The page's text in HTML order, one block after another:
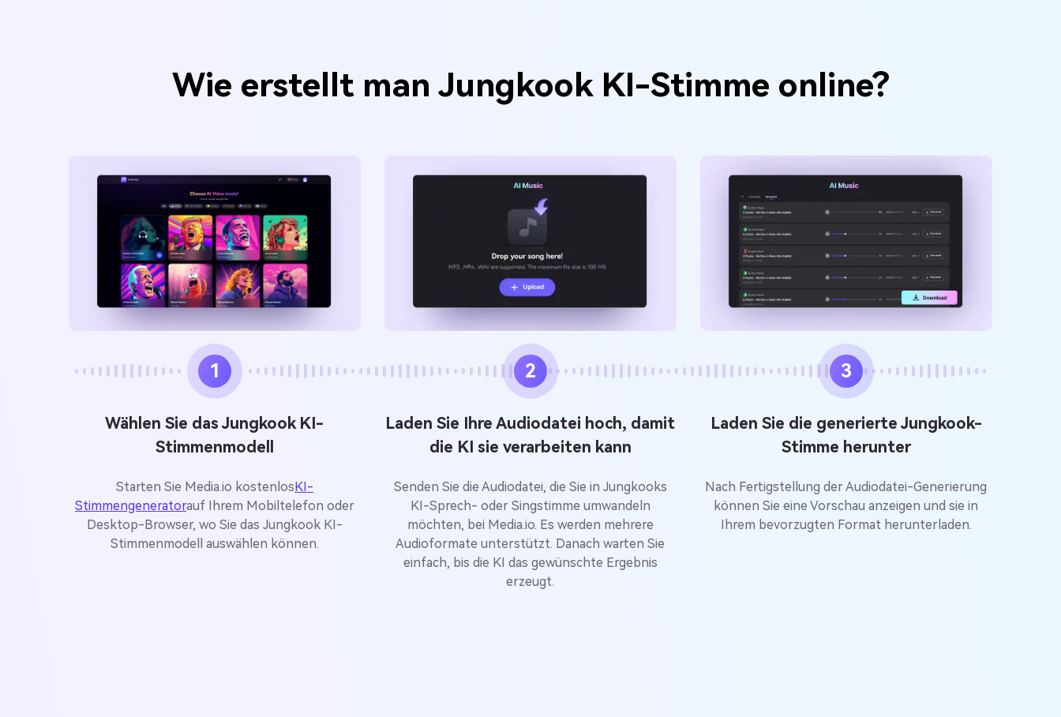
Wie erstellt man Jungkook KI-Stimme online?
1
Wählen Sie das Jungkook KI-
Stimmenmodell
Starten Sie Media.io kostenlos KI-
Stimmengeneratorauf Ihrem Mobiltelefon oder
Desktop-Browser, wo Sie das Jungkook KI-
Stimmenmodell auswählen können.
2
Laden Sie Ihre Audiodatei hoch, damit
die KI sie verarbeiten kann
Senden Sie die Audiodatei, die Sie in Jungkooks
KI-Sprech- oder Singstimme umwandeln
möchten, bei Media.io. Es werden mehrere
Audioformate unterstützt. Danach warten Sie
einfach, bis die KI das gewünschte Ergebnis
erzeugt.
3
Laden Sie die generierte Jungkook-
Stimme herunter
Nach Fertigstellung der Audiodatei-Generierung
können Sie eine Vorschau anzeigen und sie in
Ihrem bevorzugten Format herunterladen.